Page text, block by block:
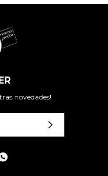
novedades!